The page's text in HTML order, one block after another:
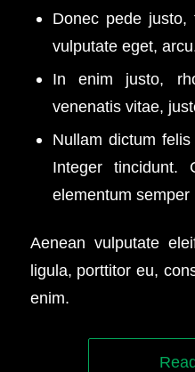
Donec pede justo,
vulputate eget,
In enim justo,
venenatis vitae,
Nullam dictum
Integer tincidunt.
elementum semper
Aenean vulputate
ligula, porttitor eu,
enim.